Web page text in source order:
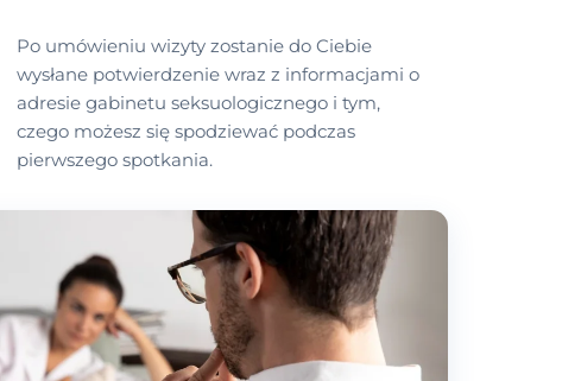
Po umówieniu wizyty zostanie do Ciebie
wysłane potwierdzenie wraz z informacjami o
adresie gabinetu seksuologicznego i tym,
czego możesz się spodziewać podczas
pierwszego spotkania.